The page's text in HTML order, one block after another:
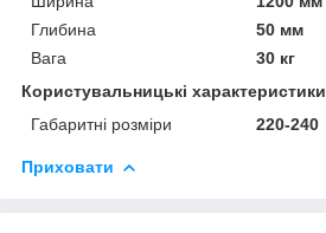
Глибина
50 мм
Вага
30 кг
Користувальницькі характеристики
Габаритні розміри
220-240
Приховати